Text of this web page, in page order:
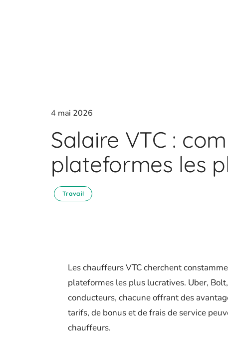
4 mai 2026
Salaire VTC :
plateformes les
Travail
Les chauffeurs VTC cherchent
plateformes les plus lucratives. Uber,
conducteurs, chacune offrant des
tarifs, de bonus et de frais de service
chauffeurs.